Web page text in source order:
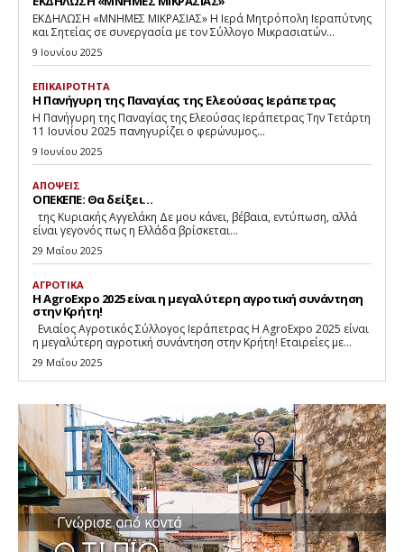
ΕΚΔΗΛΩΣΗ «ΜΝΗΜΕΣ ΜΙΚΡΑΣΙΑΣ» Η Ιερά Μητρόπολη Ιεραπύτνης
και Σητείας σε συνεργασία με τον Σύλλογο Μικρασιατών...
9 Ιουνίου 2025
ΕΠΙΚΑΙΡΟΤΗΤΑ
Η Πανήγυρη της Παναγίας της Ελεούσας Ιεράπετρας
Η Πανήγυρη της Παναγίας της Ελεούσας Ιεράπετρας Την Τετάρτη
11 Ιουνίου 2025 πανηγυρίζει ο φερώνυμος...
9 Ιουνίου 2025
ΑΠΟΨΕΙΣ
ΟΠΕΚΕΠΕ: Θα δείξει…
είναι γεγονός πως η Ελλάδα βρίσκεται...
29 Μαΐου 2025
ΑΓΡΟΤΙΚΑ
Η AgroExpo 2025 είναι η μεγαλύτερη αγροτική συνάντηση
στην Κρήτη!
Eνιαίος Αγροτικός Σύλλογος Ιεράπετρας Η AgroExpo 2025 είναι
η μεγαλύτερη αγροτική συνάντηση στην Κρήτη! Εταιρείες με...
29 Μαΐου 2025